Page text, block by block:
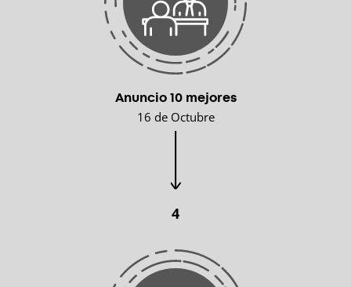
Anuncio 10 mejores
16 de Octubre
4